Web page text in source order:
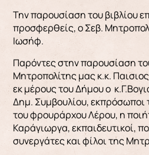
Την παρουσίαση του βιβλίου
προσφερθείς, ο Σεβ.
Ιωσήφ.
Παρόντες στην παρουσίαση
Μητροπολίτης μας κ.κ.
εκ μέρους του Δήμου ο
Δημ. Συμβουλίου, εκπρόσωποι
του φρουράρχου Λέρου, η
Καράγιωργα, εκπαιδευτικοί,
συνεργάτες και φίλοι της